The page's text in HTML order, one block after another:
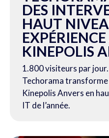
DES
HAUT
KINEPOLIS
1.800 visiteurs par
Techorama
Kinepolis Anvers en
IT de l’année.